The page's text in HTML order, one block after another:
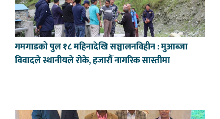
गमगाडको पुल १८ महिनादेखि सञ्चालनविहीन : मुआब्जा
विवादले स्थानीयले रोके, हजारौँ नागरिक सास्तीमा